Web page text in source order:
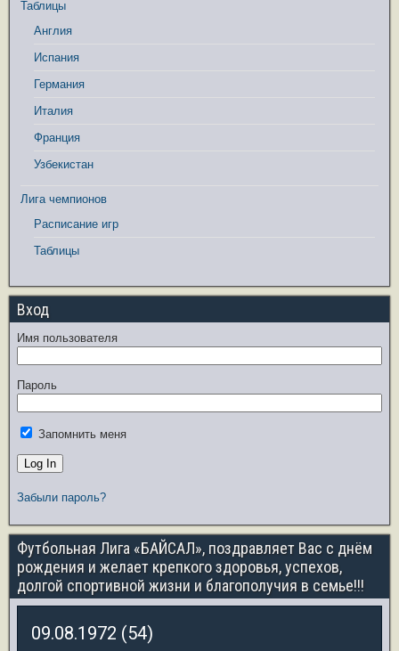
Таблицы
Англия
Испания
Германия
Италия
Франция
Узбекистан
Лига чемпионов
Расписание игр
Таблицы
Вход
Имя пользователя
Пароль
Запомнить меня
Забыли пароль?
Футбольная Лига «БАЙСАЛ», поздравляет Вас с днём
рождения и желает крепкого здоровья, успехов,
долгой спортивной жизни и благополучия в семье!!!
09.08.1972 (54)